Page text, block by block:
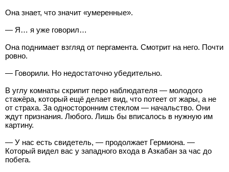
Она знает, что значит «умеренные».
— Я… я уже говорил…
Она поднимает взгляд от пергамента. Смотрит на него. Почти
ровно.
— Говорили. Но недостаточно убедительно.
В углу комнаты скрипит перо наблюдателя — молодого
стажёра, который ещё делает вид, что потеет от жары, а не
от страха. За односторонним стеклом — начальство. Они
ждут признания. Любого. Лишь бы вписалось в нужную им
картину.
— У нас есть свидетель, — продолжает Гермиона. —
Который видел вас у западного входа в Азкабан за час до
побега.